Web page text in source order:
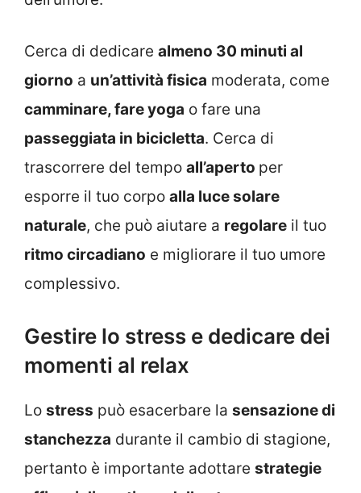
Cerca di dedicare almeno 30 minuti al
giorno a un’attività fisica moderata, come
camminare, fare yoga o fare una
passeggiata in bicicletta. Cerca di
trascorrere del tempo all’aperto per
esporre il tuo corpo alla luce solare
naturale, che può aiutare a regolare il tuo
ritmo circadiano e migliorare il tuo umore
complessivo.
Gestire lo stress e dedicare dei
momenti al relax
Lo stress può esacerbare la sensazione di
stanchezza durante il cambio di stagione,
pertanto è importante adottare strategie